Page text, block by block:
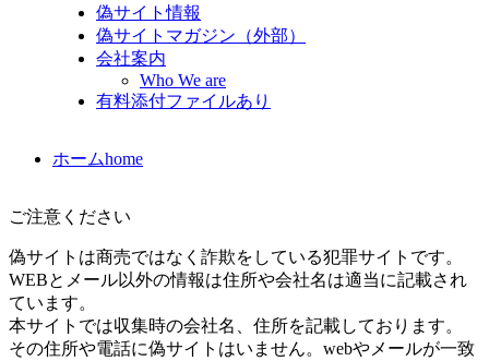
偽サイト情報
偽サイトマガジン（外部）
会社案内
Who We are
有料添付ファイルあり
ホームhome
ご注意ください
偽サイトは商売ではなく詐欺をしている犯罪サイトです。
WEBとメール以外の情報は住所や会社名は適当に記載され
ています。
本サイトでは収集時の会社名、住所を記載しております。
その住所や電話に偽サイトはいません。webやメールが一致